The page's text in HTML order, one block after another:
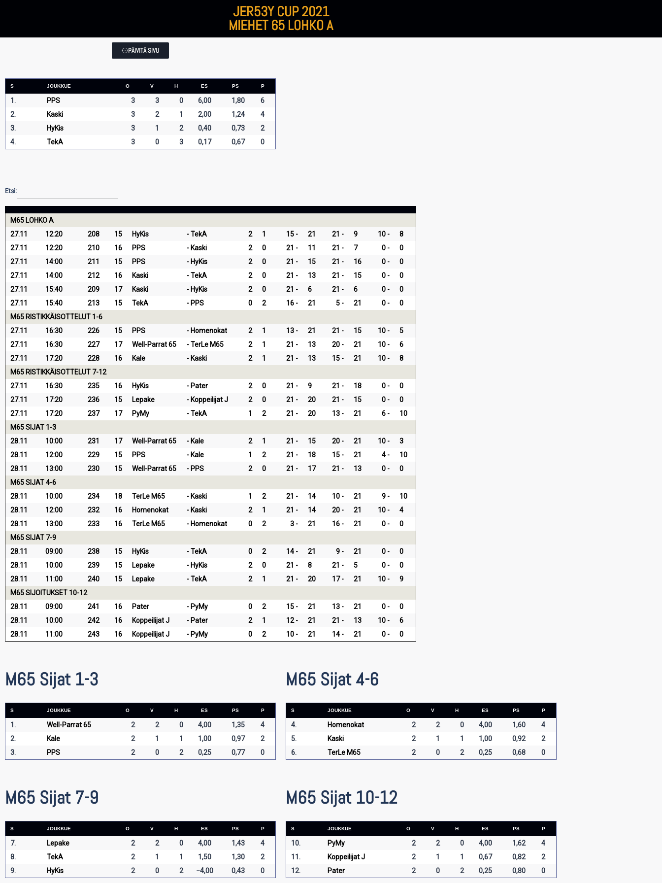
JER53Y CUP 2021
MIEHET 65 LOHKO A
PÄIVITÄ SIVU
S JOUKKUE O V H ES PS P
1. PPS 3 3 0 6,00 1,80
6
2.
Kaski 3 2 1 2,00 1,24
4
3.
HyKis 3 1 2 0,40 0,73
2
4.
TekA 3 0 3 0,17 0,67 0
Etsi:
M65 LOHKO A
27.11
12:20 208 15 HyKis TekA 2 1 15 21 21 9 10
8
27.11
12:20 210 16 PPS Kaski 2 0 21 11 21 7 0
0
27.11
14:00 211 15 PPS HyKis 2 0 21 15 21 16 0
0
27.11
14:00 212 16 Kaski TekA 2 0 21 13 21 15 0
0
27.11
15:40 209 17 Kaski HyKis 2 0 21 6 21 6 0
0
27.11
15:40 213 15 TekA PPS 0 2 16 21 5 21 0
0
M65 RISTIKKÄISOTTELUT 1-6
27.11
16:30 226 15 PPS Homenokat 2 1 13 21 21 15 10
5
27.11
16:30 227 17 Well-Parrat 65 TerLe M65 2 1 21 13 20 21 10
6
27.11
17:20 228 16 Kale Kaski 2 1 21 13 15 21 10
8
M65 RISTIKKÄISOTTELUT 7-12
27.11
16:30 235 16 HyKis Pater 2 0 21 9 21 18 0
0
27.11
17:20 236 15 Lepake Koppeilijat J 2 0 21 20 21 15 0
0
27.11
17:20 237 17 PyMy TekA 1 2 21 20 13 21 6
10
M65 SIJAT 1-3
28.11
10:00 231 17 Well-Parrat 65 Kale 2 1 21 15 20 21 10
3
28.11
12:00 229 15 PPS Kale 1 2 21 18 15 21 4
10
28.11
13:00 230 15 Well-Parrat 65 PPS 2 0 21 17 21 13 0
0
M65 SIJAT 4-6
28.11
10:00 234 18 TerLe M65 Kaski 1 2 21 14 10 21 9
10
28.11
12:00 232 16 Homenokat Kaski 2 1 21 14 20 21 10
4
28.11
13:00 233 16 TerLe M65 Homenokat 0 2 3 21 16 21 0
0
M65 SIJAT 7-9
28.11
09:00 238 15 HyKis TekA 0 2 14 21 9 21 0
0
28.11
10:00 239 15 Lepake HyKis 2 0 21 8 21 5 0
0
28.11
11:00 240 15 Lepake TekA 2 1 21 20 17 21 10
9
M65 SIJOITUKSET 10-12
28.11
09:00 241 16 Pater PyMy 0 2 15 21 13 21 0
0
28.11
10:00 242 16 Koppeilijat J Pater 2 1 12 21 21 13 10
6
28.11
11:00 243 16 Koppeilijat J PyMy 0 2 10 21 14 21 0 0
M65 Sijat 1-3
S JOUKKUE O V H ES PS P
1. Well-Parrat 65 2 2 0 4,00 1,35
4
2.
Kale 2 1 1 1,00 0,97
2
3.
PPS 2 0 2 0,25 0,77 0
M65 Sijat 4-6
S JOUKKUE O V H ES PS P
4. Homenokat 2 2 0 4,00 1,60
4
5.
Kaski 2 1 1 1,00 0,92
2
6.
TerLe M65 2 0 2 0,25 0,68 0
M65 Sijat 7-9
S JOUKKUE O V H ES PS P
7. Lepake 2 2 0 4,00 1,43
4
8.
TekA 2 1 1 1,50 1,30
2
9.
HyKis 2 0 2 −4,00 0,43 0
M65 Sijat 10-12
S JOUKKUE O V H ES PS P
10. PyMy 2 2 0 4,00 1,62
4
11.
Koppeilijat J 2 1 1 0,67 0,82
2
12.
Pater 2 0 2 0,25 0,80 0